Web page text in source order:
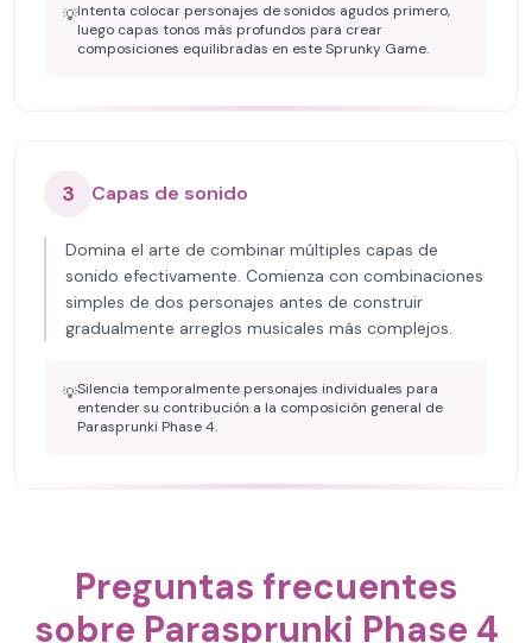
💡Intenta colocar personajes de sonidos agudos primero,
luego capas tonos más profundos para crear
composiciones equilibradas en este Sprunky Game.
3 Capas de sonido
Domina el arte de combinar múltiples capas de
sonido efectivamente. Comienza con combinaciones
simples de dos personajes antes de construir
gradualmente arreglos musicales más complejos.
💡Silencia temporalmente personajes individuales para
entender su contribución a la composición general de
Parasprunki Phase 4.
Preguntas frecuentes
sobre Parasprunki Phase 4